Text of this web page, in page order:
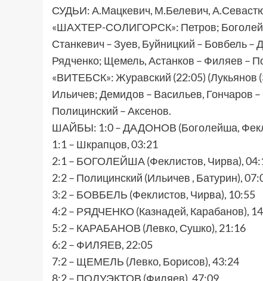
СУДЬИ: А.Мацкевич, М.Белевич,
«ШАХТЕР-СОЛИГОРСК»: Петров;
Станкевич – Зуев, Буйницкий – Бовбель
Рядченко; Щемель, Астанков – Филяев –
«ВИТЕБСК»: Журавский (22:05) (Лукьянов
Ильичев; Демидов – Васильев, Гончаров
Полицинский – Аксенов.
ШАЙБЫ: 1:0 – ДАДОНОВ (Боголейша,
1:1 – Шкрапцов, 03:21
2:1 – БОГОЛЕЙША (Феклистов, Чирва),
2:2 – Полицинский (Ильичев , Батурин),
3:2 – БОВБЕЛЬ (Феклистов, Чирва), 10:55
4:2 – РЯДЧЕНКО (Казнадей, Карабанов),
5:2 – КАРАБАНОВ (Левко, Сушко), 21:16
6:2 – ФИЛЯЕВ, 22:05
7:2 – ЩЕМЕЛЬ (Левко, Борисов), 43:24
8:2 – ПОЛУЭКТОВ (Филяев), 47:09